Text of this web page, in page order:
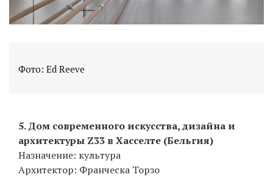
Фото: Ed Reeve
5. Дом современного искусства, дизайна и
архитектуры Z33 в Хасселте (Бельгия)
Назначение: культура
Архитектор: Франческа Торзо